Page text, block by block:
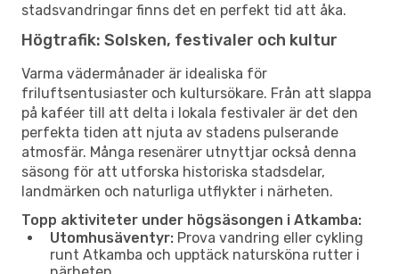
stadsvandringar finns det en perfekt tid att åka.
Högtrafik: Solsken, festivaler och kultur
Varma vädermånader är idealiska för
friluftsentusiaster och kultursökare. Från att slappa
på kaféer till att delta i lokala festivaler är det den
perfekta tiden att njuta av stadens pulserande
atmosfär. Många resenärer utnyttjar också denna
säsong för att utforska historiska stadsdelar,
landmärken och naturliga utflykter i närheten.
Topp aktiviteter under högsäsongen i Atkamba:
Utomhusäventyr: Prova vandring eller cykling
runt Atkamba och upptäck natursköna rutter i